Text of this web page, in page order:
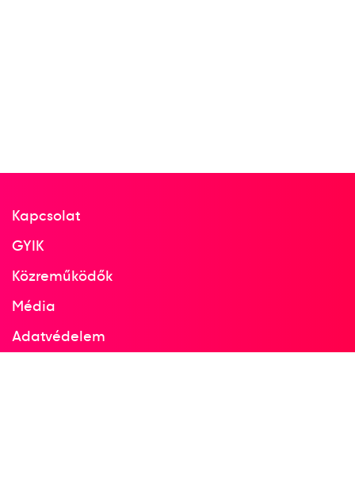
Kapcsolat
GYIK
Közreműködők
Média
Adatvédelem